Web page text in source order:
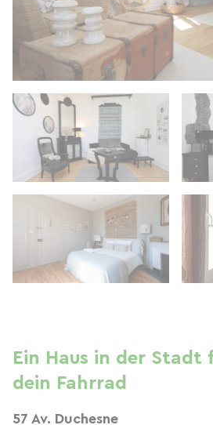
Ein Haus in der Stadt
dein Fahrrad
57 Av. Duchesne